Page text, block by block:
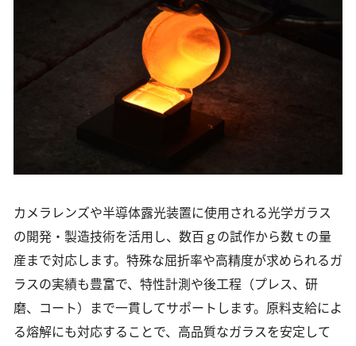
カメラレンズや半導体露光装置に使用される光学ガラス
の開発・製造技術を活用し、数百ｇの試作から数ｔの量
産まで対応します。特殊な屈折率や高精度が求められるガ
ラスの実績も豊富で、特性計測や後工程（プレス、研
磨、コート）まで一貫してサポートします。原料支給によ
る熔解にも対応することで、高品質なガラスを安定して